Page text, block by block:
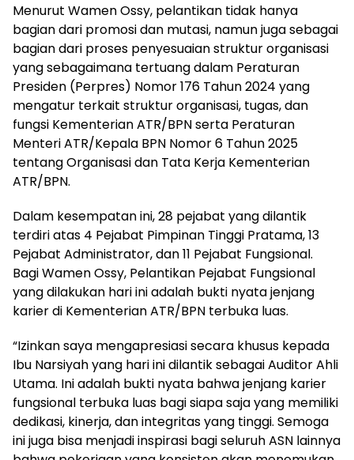
Menurut Wamen Ossy, pelantikan tidak hanya
bagian dari promosi dan mutasi, namun juga sebagai
bagian dari proses penyesuaian struktur organisasi
yang sebagaimana tertuang dalam Peraturan
Presiden (Perpres) Nomor 176 Tahun 2024 yang
mengatur terkait struktur organisasi, tugas, dan
fungsi Kementerian ATR/BPN serta Peraturan
Menteri ATR/Kepala BPN Nomor 6 Tahun 2025
tentang Organisasi dan Tata Kerja Kementerian
ATR/BPN.
Dalam kesempatan ini, 28 pejabat yang dilantik
terdiri atas 4 Pejabat Pimpinan Tinggi Pratama, 13
Pejabat Administrator, dan 11 Pejabat Fungsional.
Bagi Wamen Ossy, Pelantikan Pejabat Fungsional
yang dilakukan hari ini adalah bukti nyata jenjang
karier di Kementerian ATR/BPN terbuka luas.
“Izinkan saya mengapresiasi secara khusus kepada
Ibu Narsiyah yang hari ini dilantik sebagai Auditor Ahli
Utama. Ini adalah bukti nyata bahwa jenjang karier
fungsional terbuka luas bagi siapa saja yang memiliki
dedikasi, kinerja, dan integritas yang tinggi. Semoga
ini juga bisa menjadi inspirasi bagi seluruh ASN lainnya